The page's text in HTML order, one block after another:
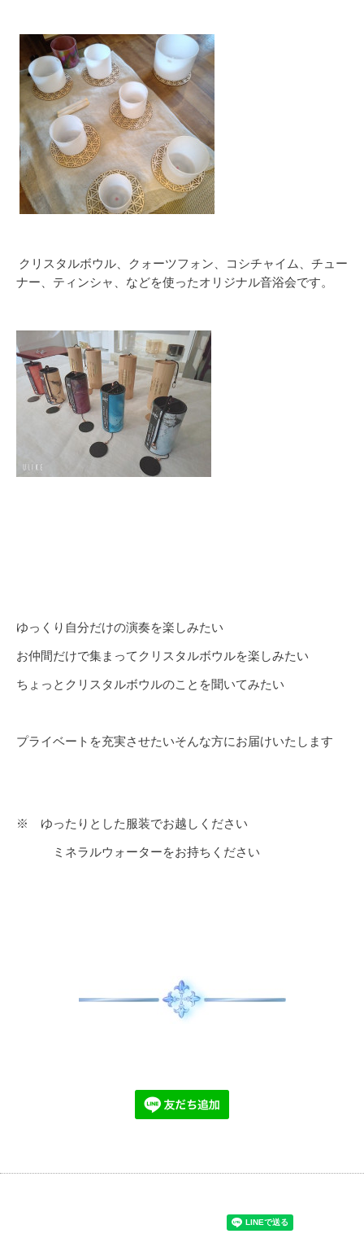
クリスタルボウル、クォーツフォン、コシチャイム、チュー
ナー、ティンシャ、などを使ったオリジナル音浴会です。
ゆっくり自分だけの演奏を楽しみたい
お仲間だけで集まってクリスタルボウルを楽しみたい
ちょっとクリスタルボウルのことを聞いてみたい
プライベートを充実させたいそんな方にお届けいたします
※ ゆったりとした服装でお越しください
ミネラルウォーターをお持ちください